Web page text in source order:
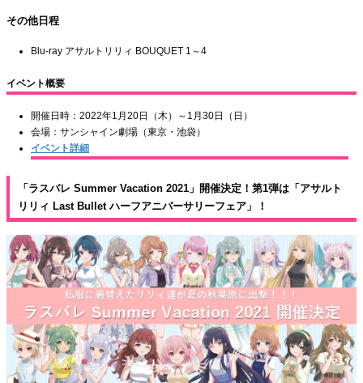
その他日程
Blu-ray アサルトリリィ BOUQUET 1～4
イベント概要
開催日時：2022年1月20日（木）～1月30日（日）
会場：サンシャイン劇場（東京・池袋）
イベント詳細
「ラスバレ Summer Vacation 2021」開催決定！第1弾は「アサルト
リリィ Last Bullet ハーフアニバーサリーフェア」！